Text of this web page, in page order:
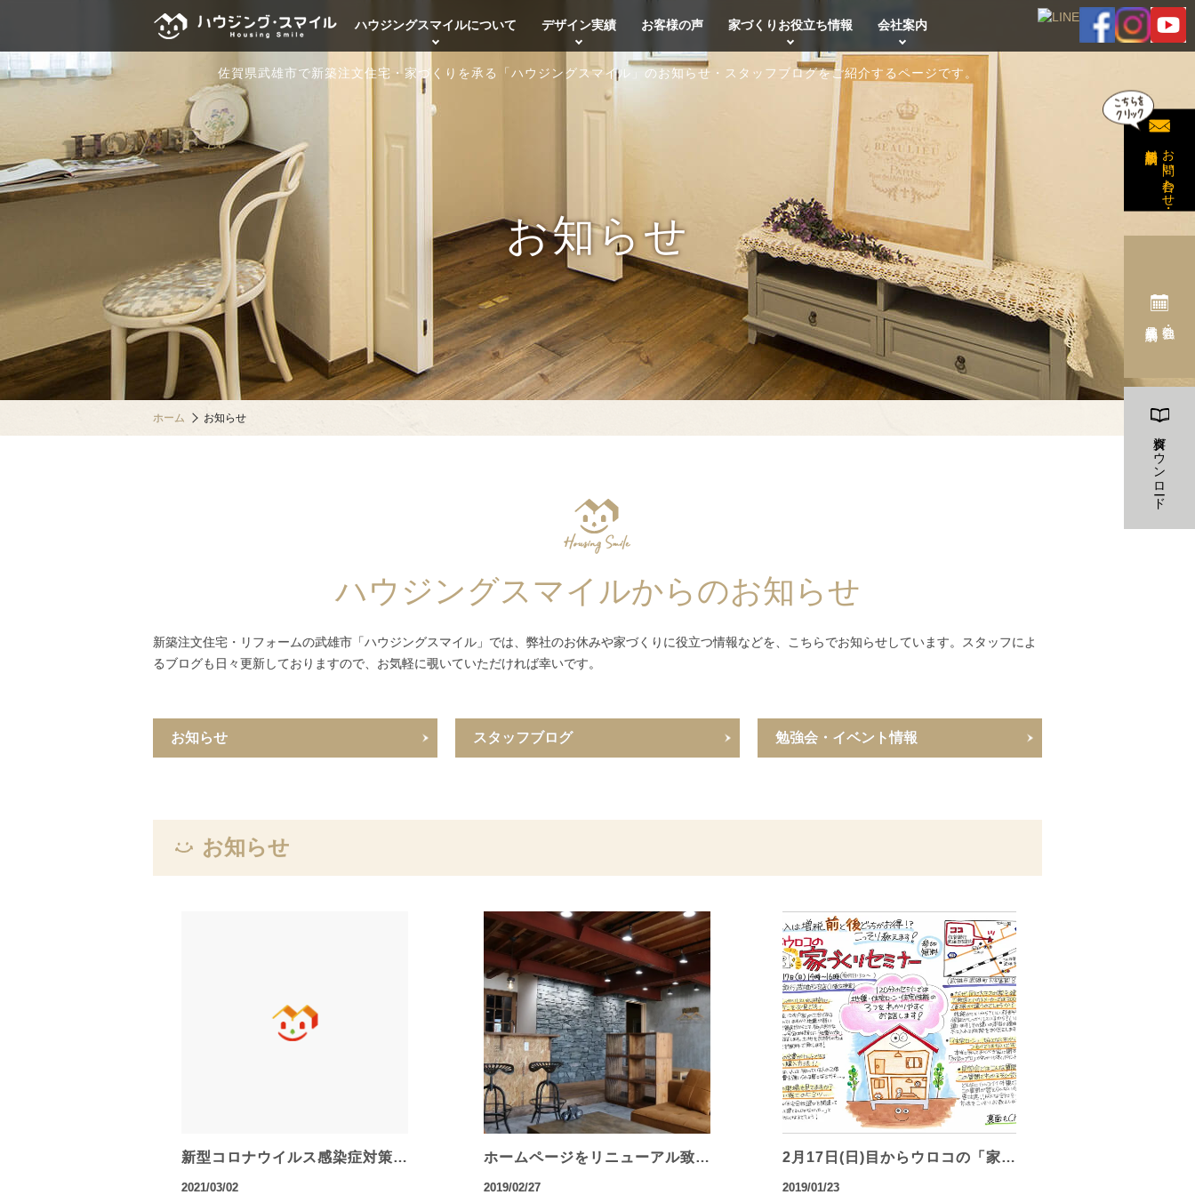
佐賀県武雄市で新築注文住宅・家づくりを承る「ハウジングスマイル」のお知らせ・スタッフブログをご紹介するページです。
お知らせ
ハウジングスマイルについて デザイン実績 お客様の声 家づくりお役立ち情報 会社案内
ホーム お知らせ
ハウジングスマイルからのお知らせ
新築注文住宅・リフォームの武雄市「ハウジングスマイル」では、弊社のお休みや家づくりに役立つ情報などを、こちらでお知らせしています。スタッフによ
るブログも日々更新しておりますので、お気軽に覗いていただければ幸いです。
お知らせ スタッフブログ 勉強会・イベント情報
お知らせ
新型コロナウイルス感染症対策…
2021/03/02
ホームページをリニューアル致…
2019/02/27
2月17日(日)目からウロコの「家…
2019/01/23
お問い合わせ・
資料ダウンロード